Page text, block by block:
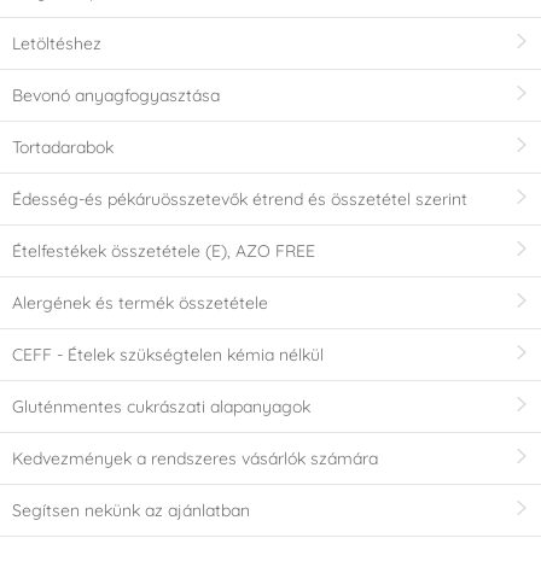
Letöltéshez
Bevonó anyagfogyasztása
Tortadarabok
Édesség-és pékáruösszetevők étrend és összetétel szerint
Ételfestékek összetétele (E), AZO FREE
Alergének és termék összetétele
CEFF - Ételek szükségtelen kémia nélkül
Gluténmentes cukrászati alapanyagok
Kedvezmények a rendszeres vásárlók számára
Segítsen nekünk az ajánlatban